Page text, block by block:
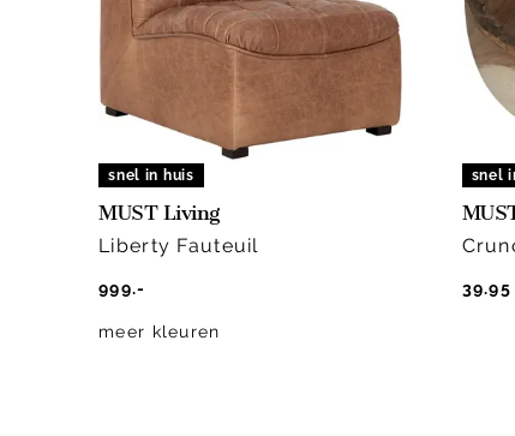
snel in huis
MUST Living
Liberty Fauteuil
999.-
meer kleuren
snel
39.95